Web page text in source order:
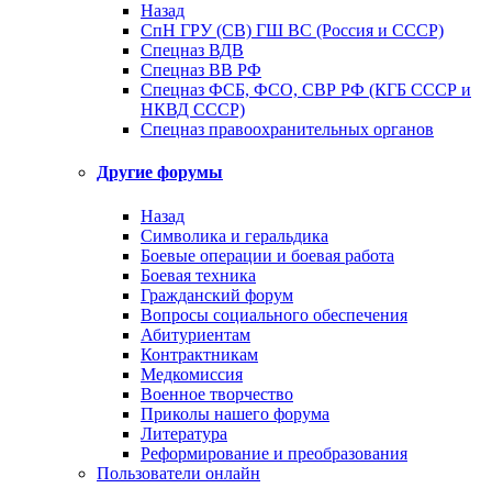
Назад
СпН ГРУ (СВ) ГШ ВС (Россия и СССР)
Спецназ ВДВ
Спецназ ВВ РФ
Спецназ ФСБ, ФСО, СВР РФ (КГБ СССР и
НКВД СССР)
Спецназ правоохранительных органов
Другие форумы
Назад
Символика и геральдика
Боевые операции и боевая работа
Боевая техника
Гражданский форум
Вопросы социального обеспечения
Абитуриентам
Контрактникам
Медкомиссия
Военное творчество
Приколы нашего форума
Литература
Реформирование и преобразования
Пользователи онлайн